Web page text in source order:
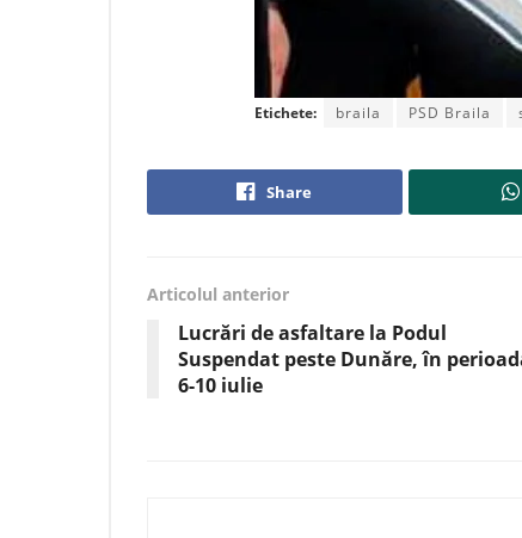
Etichete: braila PSD Braila
Share
Articolul anterior
Lucrări de asfaltare la Podul
Suspendat peste Dunăre, în
6-10 iulie